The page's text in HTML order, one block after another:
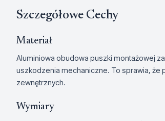
Szczegółowe Cechy
Materiał
Aluminiowa obudowa puszki montażowej
uszkodzenia mechaniczne. To sprawia, że
zewnętrznych.
Wymiary